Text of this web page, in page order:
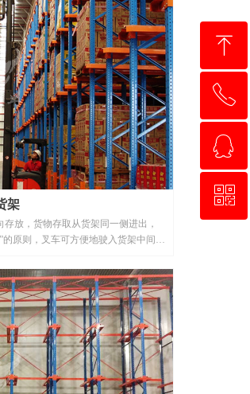
架
放，货物存取从货架同一侧进出，
原则，叉车可方便地驶入货架中间存
ꁸ
回到顶部
ꂅ
ꁗ
QQ客服
ꀥ